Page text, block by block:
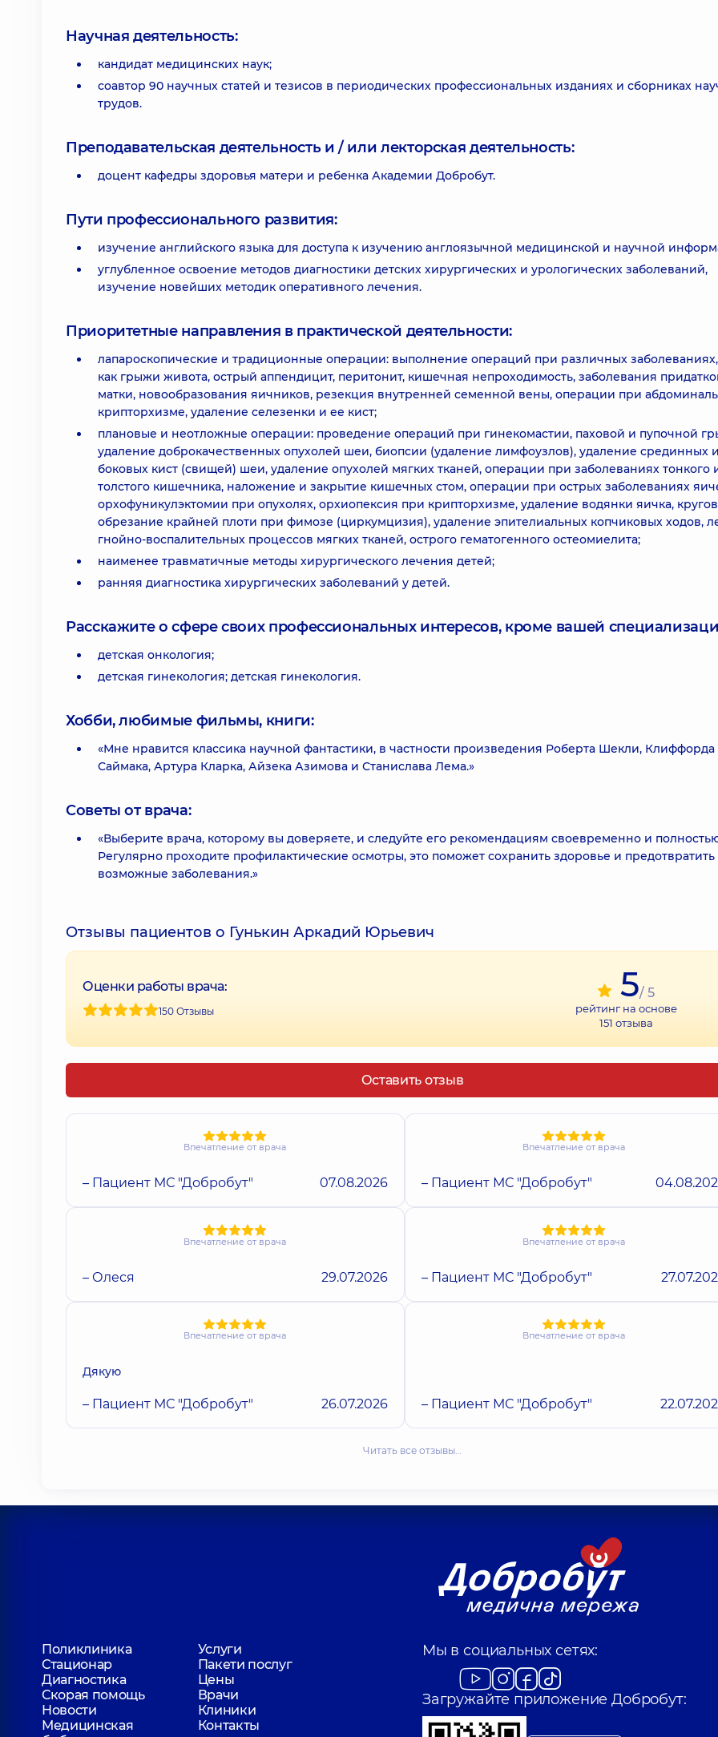
Научная деятельность:
кандидат медицинских наук;
соавтор 90 научных статей и тезисов в периодических профессиональных изданиях и сборниках
трудов.
Преподавательская деятельность и / или лекторская деятельность:
доцент кафедры здоровья матери и ребенка Академии Добробут.
Пути профессионального развития:
изучение английского языка для доступа к изучению англоязычной медицинской и научной
углубленное освоение методов диагностики детских хирургических и урологических заболеваний,
изучение новейших методик оперативного лечения.
Приоритетные направления в практической деятельности:
лапароскопические и традиционные операции: выполнение операций при различных заболеваниях,
как грыжи живота, острый аппендицит, перитонит, кишечная непроходимость, заболевания
матки, новообразования яичников, резекция внутренней семенной вены, операции при
крипторхизме, удаление селезенки и ее кист;
плановые и неотложные операции: проведение операций при гинекомастии, паховой и пупочной
удаление доброкачественных опухолей шеи, биопсии (удаление лимфоузлов), удаление срединных
боковых кист (свищей) шеи, удаление опухолей мягких тканей, операции при заболеваниях тонкого
толстого кишечника, наложение и закрытие кишечных стом, операции при острых заболеваниях
орхофуникулэктомии при опухолях, орхиопексия при крипторхизме, удаление водянки яичка,
обрезание крайней плоти при фимозе (циркумцизия), удаление эпителиальных копчиковых ходов,
гнойно-воспалительных процессов мягких тканей, острого гематогенного остеомиелита;
наименее травматичные методы хирургического лечения детей;
ранняя диагностика хирургических заболеваний у детей.
Расскажите о сфере своих профессиональных интересов, кроме вашей
детская онкология;
детская гинекология; детская гинекология.
Хобби, любимые фильмы, книги:
«Мне нравится классика научной фантастики, в частности произведения Роберта Шекли, Клиффорда
Саймака, Артура Кларка, Айзека Азимова и Станислава Лема.»
Советы от врача:
«Выберите врача, которому вы доверяете, и следуйте его рекомендациям своевременно и
Регулярно проходите профилактические осмотры, это поможет сохранить здоровье и предотвратить
возможные заболевания.»
Отзывы пациентов о Гунькин Аркадий Юрьевич
Оценки работы врача:
150 Отзывы
5/ 5
рейтинг на основе
151 отзыва
Оставить отзыв
Впечатление от врача
– Пациент МС "Добробут" 07.08.2026
Впечатление от врача
– Пациент МС "Добробут"
Впечатление от врача
– Олеся 29.07.2026
Впечатление от врача
– Пациент МС "Добробут"
Впечатление от врача
Дякую
– Пациент МС "Добробут" 26.07.2026
Впечатление от врача
– Пациент МС "Добробут"
Читать все отзывы…
Поликлиника
Услуги
Стационар
Пакети послуг
Диагностика
Цены
Скорая помощь
Врачи
Новости
Клиники
Медицинская
Контакты
Мы в социальных сетях:
Загружайте приложение Добробут: